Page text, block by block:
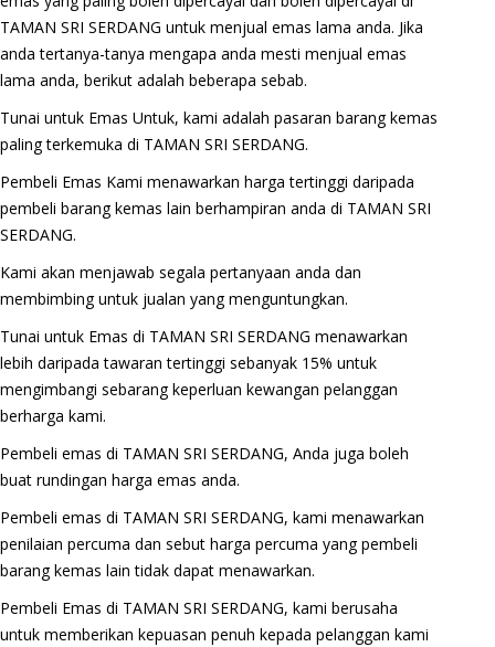
TAMAN SRI SERDANG untuk menjual emas lama anda. Jika
anda tertanya-tanya mengapa anda mesti menjual emas
lama anda, berikut adalah beberapa sebab.
Tunai untuk Emas Untuk, kami adalah pasaran barang kemas
paling terkemuka di TAMAN SRI SERDANG.
Pembeli Emas Kami menawarkan harga tertinggi daripada
pembeli barang kemas lain berhampiran anda di TAMAN SRI
SERDANG.
Kami akan menjawab segala pertanyaan anda dan
membimbing untuk jualan yang menguntungkan.
Tunai untuk Emas di TAMAN SRI SERDANG menawarkan
lebih daripada tawaran tertinggi sebanyak 15% untuk
mengimbangi sebarang keperluan kewangan pelanggan
berharga kami.
Pembeli emas di TAMAN SRI SERDANG, Anda juga boleh
buat rundingan harga emas anda.
Pembeli emas di TAMAN SRI SERDANG, kami menawarkan
penilaian percuma dan sebut harga percuma yang pembeli
barang kemas lain tidak dapat menawarkan.
Pembeli Emas di TAMAN SRI SERDANG, kami berusaha
untuk memberikan kepuasan penuh kepada pelanggan kami